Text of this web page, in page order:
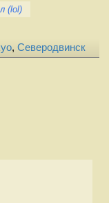
(lol)
, Северодвинск